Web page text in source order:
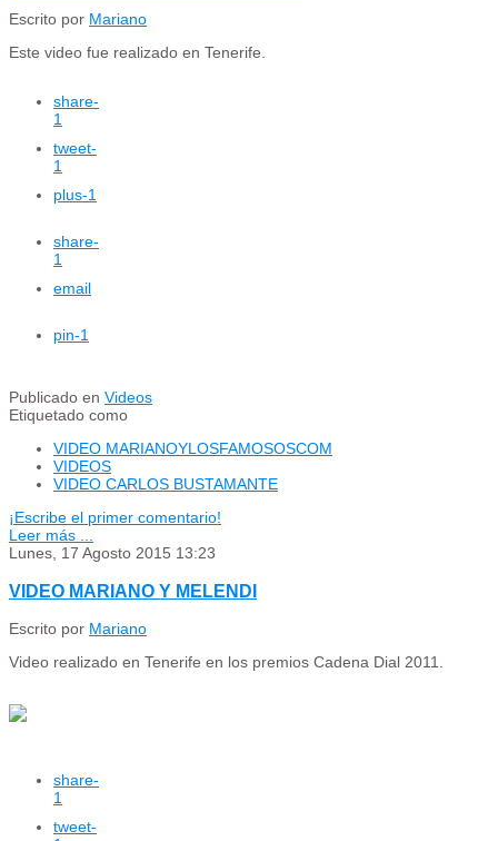
Escrito por Mariano
Este video fue realizado en Tenerife.
share-
1
tweet-
1
plus-1
share-
1
email
pin-1
Publicado en Videos
Etiquetado como
VIDEO MARIANOYLOSFAMOSOSCOM
VIDEOS
VIDEO CARLOS BUSTAMANTE
¡Escribe el primer comentario!
Leer más ...
Lunes, 17 Agosto 2015 13:23
VIDEO MARIANO Y MELENDI
Escrito por Mariano
Video realizado en Tenerife en los premios Cadena Dial 2011.
share-
1
tweet-